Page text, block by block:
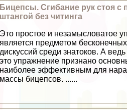
Бицепсы. Сгибание рук стоя с
штангой без читинга
Это простое и незамысловатое
является предметом бесконечных
дискуссий среди знатоков. А
это упражнение признано
наиболее эффективным для
массы бицепсов. ......